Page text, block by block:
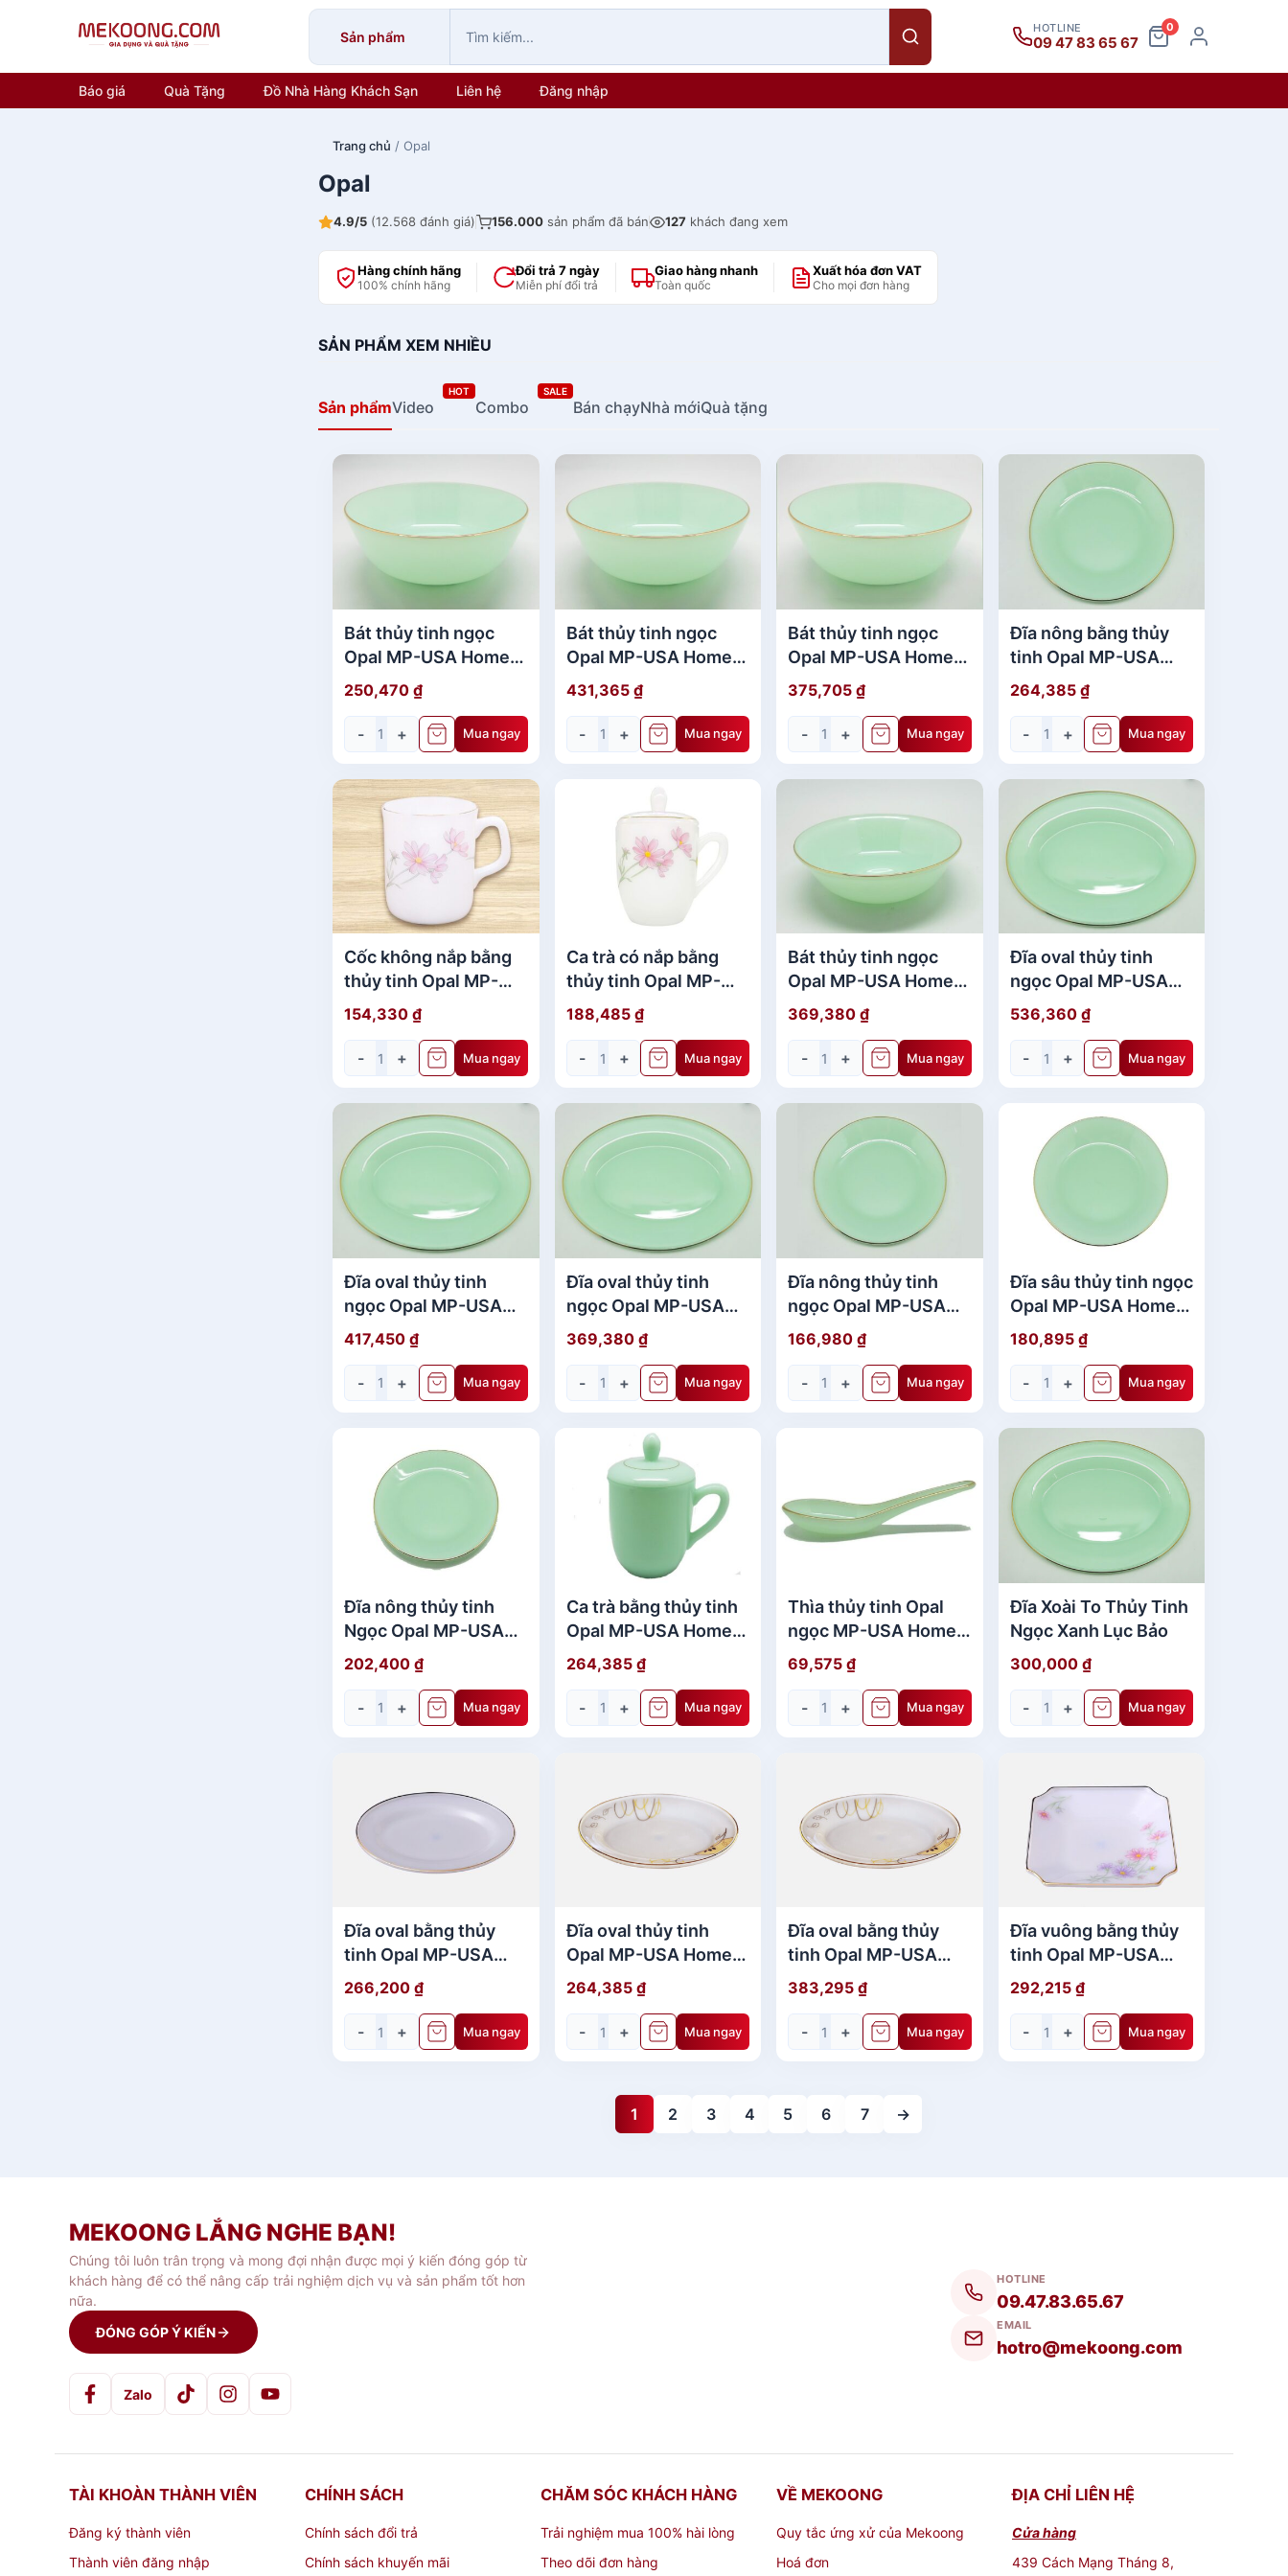
Sản phẩm
HOTLINE
09 47 83 65 67
0
Báo giá Quà Tặng Đồ Nhà Hàng Khách Sạn Liên hệ Đăng nhập
Trang chủ / Opal
Opal
4.9/5 (12.568 đánh giá) 156.000 sản phẩm đã bán 127 khách đang xem
Hàng chính hãng
100% chính hãng
Đổi trả 7 ngày
Miễn phí đổi trả
Giao hàng nhanh
Toàn quốc
Xuất hóa đơn VAT
Cho mọi đơn hàng
SẢN PHẨM XEM NHIỀU
Sản phẩmVideo
HOT
Combo
SALE
Bán chạyNhà mớiQuà tặng
Bát thủy tinh ngọc
Opal MP-USA Home
Set 6.5"
250,470 ₫
- + Mua ngay
Bát thủy tinh ngọc
Opal MP-USA Home
Set 8.5" - 769
431,365 ₫
- + Mua ngay
Bát thủy tinh ngọc
Opal MP-USA Home
Set 7.5"- 768
375,705 ₫
- + Mua ngay
Đĩa nông bằng thủy
tinh Opal MP-USA
Home Set 9" - 561
264,385 ₫
- + Mua ngay
Cốc không nắp bằng
thủy tinh Opal MP-
USA Home set -50
154,330 ₫
- + Mua ngay
Ca trà có nắp bằng
thủy tinh Opal MP-
USA Home Set
3.1"-70
188,485 ₫
- + Mua ngay
Bát thủy tinh ngọc
Opal MP-USA Home
Set 8.25" -219
369,380 ₫
- + Mua ngay
Đĩa oval thủy tinh
ngọc Opal MP-USA
Home Set 13.5" - 970
536,360 ₫
- + Mua ngay
Đĩa oval thủy tinh
ngọc Opal MP-USA
Home Set 12.5" -960
417,450 ₫
- + Mua ngay
Đĩa oval thủy tinh
ngọc Opal MP-USA
Home Set 11.5" -950
369,380 ₫
- + Mua ngay
Đĩa nông thủy tinh
ngọc Opal MP-USA
Home Set 7" - 541
166,980 ₫
- + Mua ngay
Đĩa sâu thủy tinh ngọc
Opal MP-USA Home
Set 7" 315
180,895 ₫
- + Mua ngay
Đĩa nông thủy tinh
Ngọc Opal MP-USA
Home Set 8 " - 551
202,400 ₫
- + Mua ngay
Ca trà bằng thủy tinh
Opal MP-USA Home
Set 3.1" -70CJ
264,385 ₫
- + Mua ngay
Thìa thủy tinh Opal
ngọc MP-USA Home
Set -700
69,575 ₫
- + Mua ngay
Đĩa Xoài To Thủy Tinh
Ngọc Xanh Lục Bảo
300,000 ₫
- + Mua ngay
Đĩa oval bằng thủy
tinh Opal MP-USA
Home Set 12.5" -960
266,200 ₫
- + Mua ngay
Đĩa oval thủy tinh
Opal MP-USA Home
Set 11.5" - 950
264,385 ₫
- + Mua ngay
Đĩa oval bằng thủy
tinh Opal MP-USA
Home Set 13.5" - 970
383,295 ₫
- + Mua ngay
Đĩa vuông bằng thủy
tinh Opal MP-USA
Home Set 9.25" - 460
292,215 ₫
- + Mua ngay
1 2 3 4 5 6 7 →
MEKOONG LẮNG NGHE BẠN!
Chúng tôi luôn trân trọng và mong đợi nhận được mọi ý kiến đóng góp từ
khách hàng để có thể nâng cấp trải nghiệm dịch vụ và sản phẩm tốt hơn
nữa.
ĐÓNG GÓP Ý KIẾN
Zalo
HOTLINE
09.47.83.65.67
EMAIL
hotro@mekoong.com
TÀI KHOÀN THÀNH VIÊN
Đăng ký thành viên
Thành viên đăng nhập
CHÍNH SÁCH
Chính sách đổi trả
Chính sách khuyến mãi
CHĂM SÓC KHÁCH HÀNG
Trải nghiệm mua 100% hài lòng
Theo dõi đơn hàng
VỀ MEKOONG
Quy tắc ứng xử của Mekoong
Hoá đơn
ĐỊA CHỈ LIÊN HỆ
Cửa hàng
439 Cách Mạng Tháng 8,